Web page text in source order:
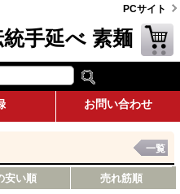
PCサイト
手延べ 素麺
お問い合わせ
一覧
安い順 売れ筋順